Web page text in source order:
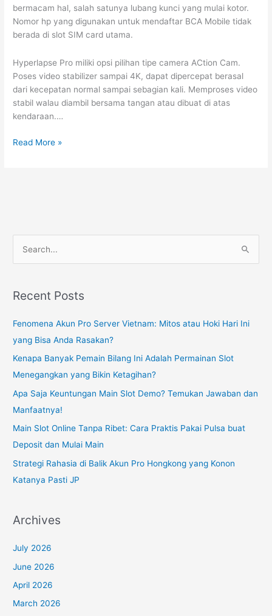
bermacam hal, salah satunya lubang kunci yang mulai kotor.
Nomor hp yang digunakan untuk mendaftar BCA Mobile tidak
berada di slot SIM card utama.
Hyperlapse Pro miliki opsi pilihan tipe camera ACtion Cam.
Poses video stabilizer sampai 4K, dapat dipercepat berasal
dari kecepatan normal sampai sebagian kali. Memproses video
stabil walau diambil bersama tangan atau dibuat di atas
kendaraan.…
Penyebab
Bisa
Buka
Ini
Read More »
r
h
f
o
r
:
Recent Posts
Fenomena Akun Pro Server Vietnam: Mitos atau Hoki Hari Ini
yang Bisa Anda Rasakan?
Kenapa Banyak Pemain Bilang Ini Adalah Permainan Slot
Menegangkan yang Bikin Ketagihan?
Apa Saja Keuntungan Main Slot Demo? Temukan Jawaban dan
Manfaatnya!
Main Slot Online Tanpa Ribet: Cara Praktis Pakai Pulsa buat
Deposit dan Mulai Main
Strategi Rahasia di Balik Akun Pro Hongkong yang Konon
Katanya Pasti JP
Archives
July 2026
June 2026
April 2026
March 2026